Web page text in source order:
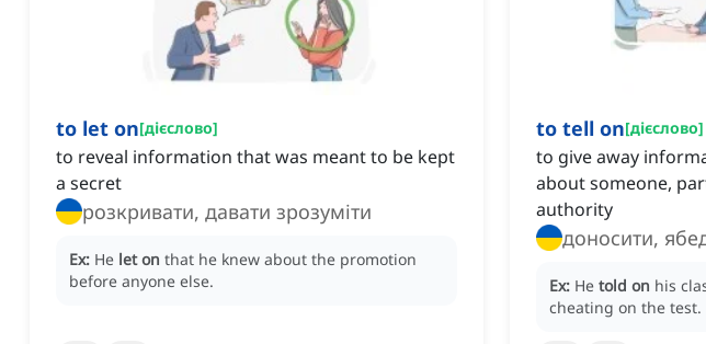
to let on[дієслово]
to reveal information that was meant to be kept
a secret
розкривати, давати зрозуміти
Ex: He let on that he knew about the promotion
before anyone else.
to tell on[дієслово]
to give away
about someone,
authority
доносити,
Ex: He told on his
cheating on the test.